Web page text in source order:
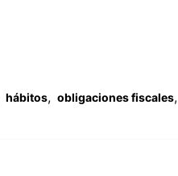
hábitos, obligaciones fiscales,